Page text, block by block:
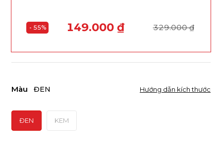
Màu ĐEN
ĐEN KEM
Hướng dẫn kích thước
149.000 ₫ 329.000 ₫
- 55%